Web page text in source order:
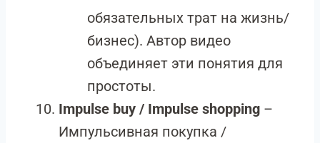
обязательных трат на жизнь/
бизнес). Автор видео
объединяет эти понятия для
простоты.
Impulse buy / Impulse shopping –
Импульсивная покупка /